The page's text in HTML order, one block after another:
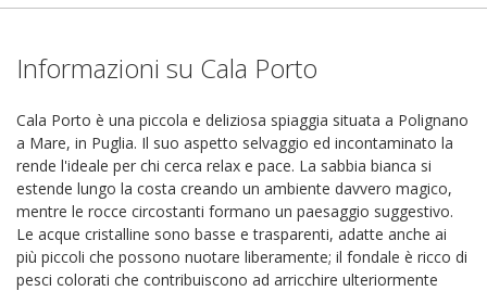
Informazioni su Cala Porto
Cala Porto è una piccola e deliziosa spiaggia situata a Polignano
a Mare, in Puglia. Il suo aspetto selvaggio ed incontaminato la
rende l'ideale per chi cerca relax e pace. La sabbia bianca si
estende lungo la costa creando un ambiente davvero magico,
mentre le rocce circostanti formano un paesaggio suggestivo.
Le acque cristalline sono basse e trasparenti, adatte anche ai
più piccoli che possono nuotare liberamente; il fondale è ricco di
pesci colorati che contribuiscono ad arricchire ulteriormente